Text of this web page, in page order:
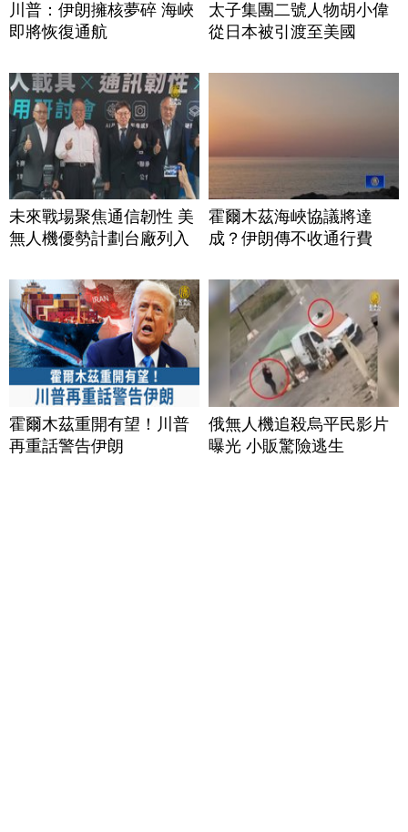
川普：伊朗擁核夢碎 海峽
即將恢復通航
太子集團二號人物胡小偉
從日本被引渡至美國
未來戰場聚焦通信韌性 美
無人機優勢計劃台廠列入
霍爾木茲海峽協議將達
成？伊朗傳不收通行費
霍爾木茲重開有望！川普
再重話警告伊朗
俄無人機追殺烏平民影片
曝光 小販驚險逃生